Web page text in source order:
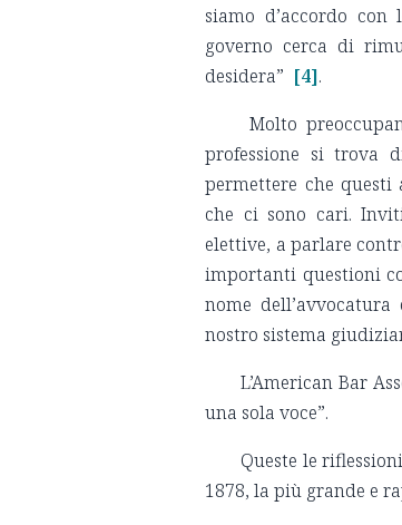
siamo d’accordo
governo cerca di
desidera” [4].
Molto
professione si trova
permettere che
che ci sono cari.
elettive, a parlare
importanti questioni
nome
nostro sistema
L’American Bar
una sola voce”.
Queste le
1878, la più grande e